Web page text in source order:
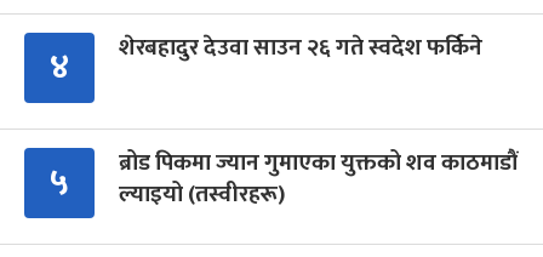
४ शेरबहादुर देउवा साउन २६ गते स्वदेश फर्किने
५
ब्रोड पिकमा ज्यान गुमाएका युक्तको शव काठमाडौं
ल्याइयो (तस्वीरहरू)